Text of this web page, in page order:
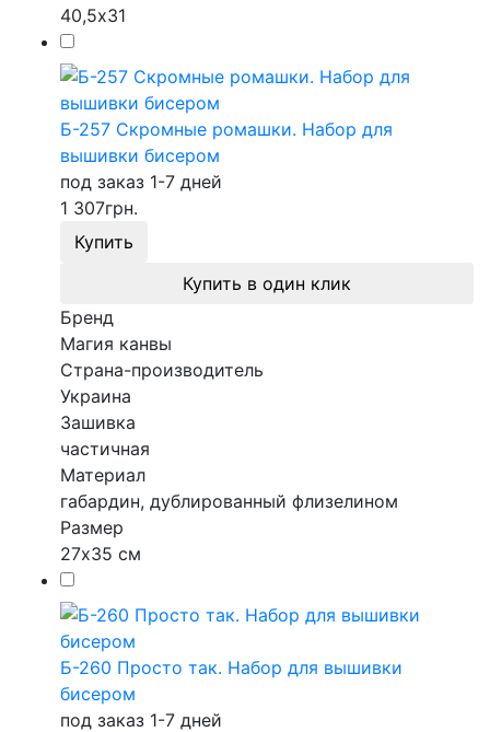
40,5х31
Б-257 Скромные ромашки. Набор для
вышивки бисером
под заказ 1-7 дней
1 307грн.
Купить
Купить в один клик
Бренд
Магия канвы
Страна-производитель
Украина
Зашивка
частичная
Материал
габардин, дублированный флизелином
Размер
27х35 см
Б-260 Просто так. Набор для вышивки
бисером
под заказ 1-7 дней